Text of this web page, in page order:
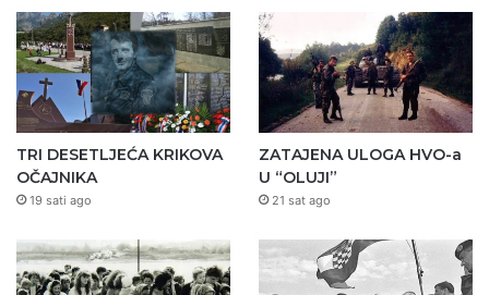
TRI DESETLJEĆA KRIKOVA
OČAJNIKA
19 sati ago
ZATAJENA ULOGA HVO-a
U “OLUJI”
21 sat ago